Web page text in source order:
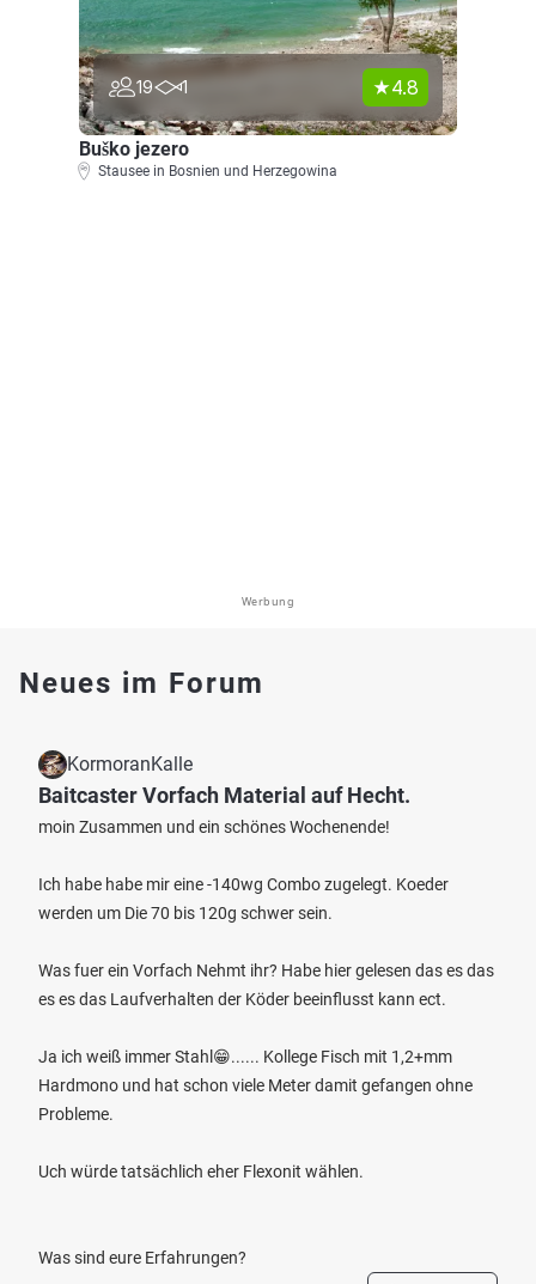
19 1 4.8
Buško jezero
Stausee in Bosnien und Herzegowina
Werbung
Neues im Forum
KormoranKalle
Baitcaster Vorfach Material auf Hecht.
moin Zusammen und ein schönes Wochenende!
Ich habe habe mir eine -140wg Combo zugelegt. Koeder
werden um Die 70 bis 120g schwer sein.
Was fuer ein Vorfach Nehmt ihr? Habe hier gelesen das es das
es es das Laufverhalten der Köder beeinflusst kann ect.
Ja ich weiß immer Stahl😁...... Kollege Fisch mit 1,2+mm
Hardmono und hat schon viele Meter damit gefangen ohne
Probleme.
Uch würde tatsächlich eher Flexonit wählen.
Was sind eure Erfahrungen?